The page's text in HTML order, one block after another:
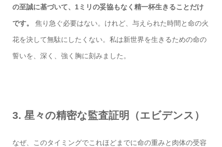
の至誠に基づいて、1ミリの妥協もなく精一杯生きることだけ
です。 焦り急ぐ必要はない。けれど、与えられた時間と命の火
花を決して無駄にしたくない。私は新世界を生きるための命の
誓いを、深く、強く胸に刻みました。
3. 星々の精密な監査証明（エビデンス）
なぜ、このタイミングでこれほどまでに命の重みと肉体の受容